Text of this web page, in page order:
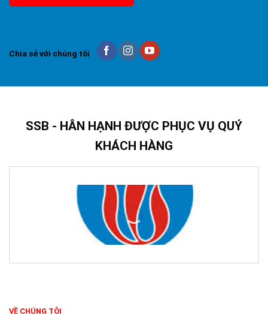
Chia sẻ với chúng tôi
SSB - HÂN HẠNH ĐƯỢC PHỤC VỤ QUÝ
KHÁCH HÀNG
VỀ CHÚNG TÔI